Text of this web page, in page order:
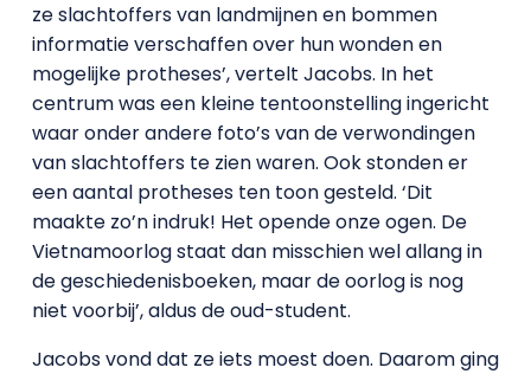
ze slachtoffers van landmijnen en bommen
informatie verschaffen over hun wonden en
mogelijke protheses’, vertelt Jacobs. In het
centrum was een kleine tentoonstelling ingericht
waar onder andere foto’s van de verwondingen
van slachtoffers te zien waren. Ook stonden er
een aantal protheses ten toon gesteld. ‘Dit
maakte zo’n indruk! Het opende onze ogen. De
Vietnamoorlog staat dan misschien wel allang in
de geschiedenisboeken, maar de oorlog is nog
niet voorbij’, aldus de oud-student.
Jacobs vond dat ze iets moest doen. Daarom ging